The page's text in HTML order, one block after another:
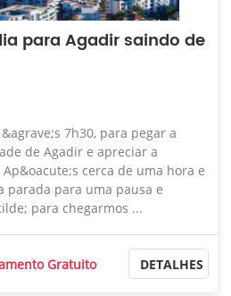
para Agadir saindo de
7h30, para pegar a
de Agadir e apreciar a
cerca de uma hora e
parada para uma pausa e
para chegarmos ...
Gratuito DETALHES